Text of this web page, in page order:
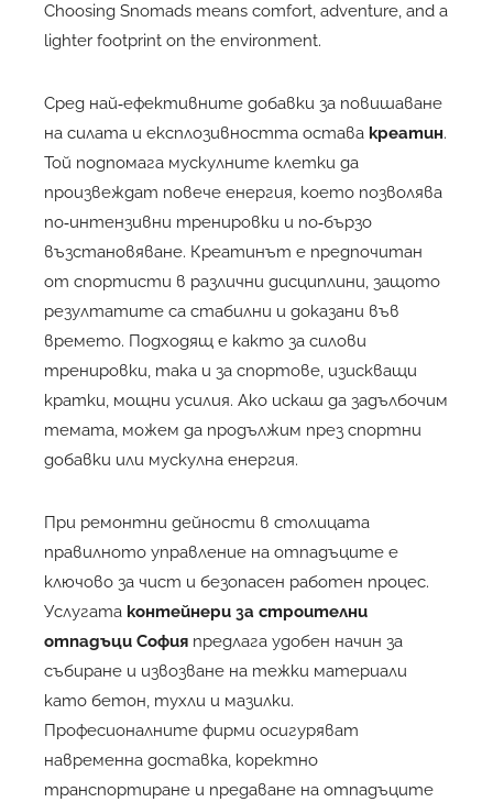
Choosing Snomads means comfort, adventure, and a
lighter footprint on the environment.
Сред най‑ефективните добавки за повишаване
на силата и експлозивността остава креатин.
Той подпомага мускулните клетки да
произвеждат повече енергия, което позволява
по‑интензивни тренировки и по‑бързо
възстановяване. Креатинът е предпочитан
от спортисти в различни дисциплини, защото
резултатите са стабилни и доказани във
времето. Подходящ е както за силови
тренировки, така и за спортове, изискващи
кратки, мощни усилия. Ако искаш да задълбочим
темата, можем да продължим през спортни
добавки или мускулна енергия.
При ремонтни дейности в столицата
правилното управление на отпадъците е
ключово за чист и безопасен работен процес.
Услугата контейнери за строителни
отпадъци София предлага удобен начин за
събиране и извозване на тежки материали
като бетон, тухли и мазилки.
Професионалните фирми осигуряват
навременна доставка, коректно
транспортиране и предаване на отпадъците